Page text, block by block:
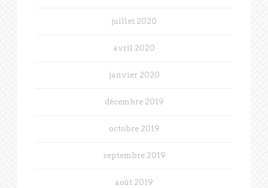
juillet 2020
avril 2020
janvier 2020
décembre 2019
octobre 2019
septembre 2019
août 2019